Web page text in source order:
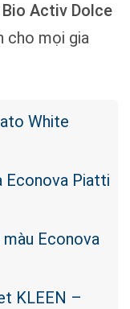
Activ Dolce
cho mọi gia
White
Econova Piatti
Econova
KLEEN –